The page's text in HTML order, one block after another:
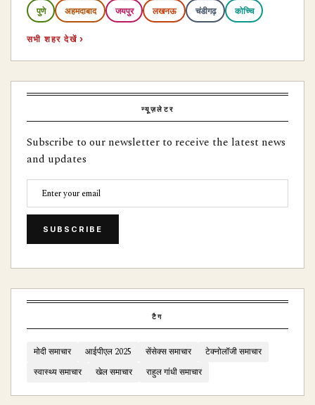
पुणे अहमदाबाद जयपुर लखनऊ चंडीगढ़ कोच्चि
सभी शहर देखें ›
न्यूज़लेटर
Subscribe to our newsletter to receive the latest news
and updates
SUBSCRIBE
टैग
मोदी समाचार आईपीएल 2025 सेंसेक्स समाचार
टेक्नोलॉजी समाचार
स्वास्थ्य समाचार
खेल समाचार राहुल गांधी समाचार